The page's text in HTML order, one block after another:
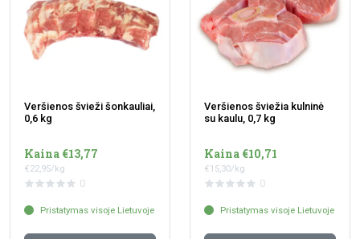
Veršienos švieži šonkauliai,
0,6 kg
Kaina €13,77
€22,95/kg
0
Pristatymas visoje Lietuvoje
Veršienos šviežia kulninė
su kaulu, 0,7 kg
Kaina €10,71
€15,30/kg
0
Pristatymas visoje Lietuvoje